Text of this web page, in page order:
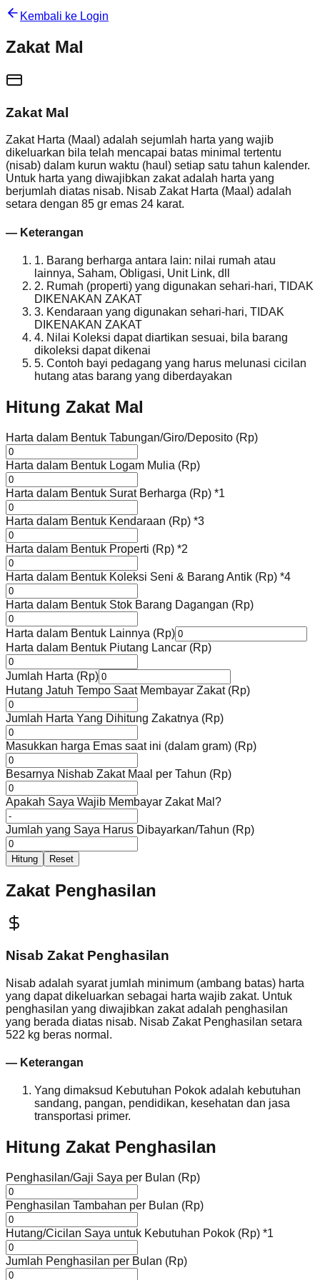
Kembali ke Login
Zakat Mal
Zakat Mal
Zakat Harta (Maal) adalah sejumlah harta yang wajib
dikeluarkan bila telah mencapai batas minimal tertentu
(nisab) dalam kurun waktu (haul) setiap satu tahun kalender.
Untuk harta yang diwajibkan zakat adalah harta yang
berjumlah diatas nisab. Nisab Zakat Harta (Maal) adalah
setara dengan 85 gr emas 24 karat.
— Keterangan
1. Barang berharga antara lain: nilai rumah atau
lainnya, Saham, Obligasi, Unit Link, dll
2. Rumah (properti) yang digunakan sehari-hari, TIDAK
DIKENAKAN ZAKAT
3. Kendaraan yang digunakan sehari-hari, TIDAK
DIKENAKAN ZAKAT
4. Nilai Koleksi dapat diartikan sesuai, bila barang
dikoleksi dapat dikenai
5. Contoh bayi pedagang yang harus melunasi cicilan
hutang atas barang yang diberdayakan
Hitung Zakat Mal
Harta dalam Bentuk Tabungan/Giro/Deposito (Rp)
Harta dalam Bentuk Logam Mulia (Rp)
Harta dalam Bentuk Surat Berharga (Rp) *1
Harta dalam Bentuk Kendaraan (Rp) *3
Harta dalam Bentuk Properti (Rp) *2
Harta dalam Bentuk Koleksi Seni & Barang Antik (Rp) *4
Harta dalam Bentuk Stok Barang Dagangan (Rp)
Harta dalam Bentuk Lainnya (Rp)
Harta dalam Bentuk Piutang Lancar (Rp)
Jumlah Harta (Rp)
Hutang Jatuh Tempo Saat Membayar Zakat (Rp)
Jumlah Harta Yang Dihitung Zakatnya (Rp)
Masukkan harga Emas saat ini (dalam gram) (Rp)
Besarnya Nishab Zakat Maal per Tahun (Rp)
Apakah Saya Wajib Membayar Zakat Mal?
Jumlah yang Saya Harus Dibayarkan/Tahun (Rp)
Hitung Reset
Zakat Penghasilan
Nisab Zakat Penghasilan
Nisab adalah syarat jumlah minimum (ambang batas) harta
yang dapat dikeluarkan sebagai harta wajib zakat. Untuk
penghasilan yang diwajibkan zakat adalah penghasilan
yang berada diatas nisab. Nisab Zakat Penghasilan setara
522 kg beras normal.
— Keterangan
Yang dimaksud Kebutuhan Pokok adalah kebutuhan
sandang, pangan, pendidikan, kesehatan dan jasa
transportasi primer.
Hitung Zakat Penghasilan
Penghasilan/Gaji Saya per Bulan (Rp)
Penghasilan Tambahan per Bulan (Rp)
Hutang/Cicilan Saya untuk Kebutuhan Pokok (Rp) *1
Jumlah Penghasilan per Bulan (Rp)